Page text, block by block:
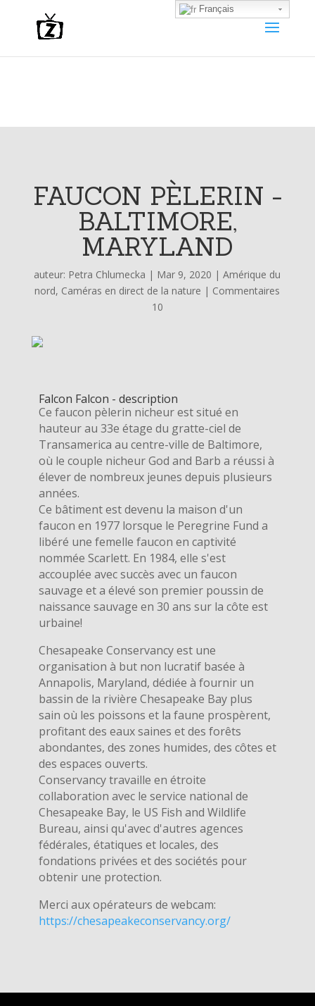
FAUCON PÈLERIN -
BALTIMORE,
MARYLAND
auteur: Petra Chlumecka | Mar 9, 2020 |Amérique du
nord, Caméras en direct de la nature | Commentaires
10
Falcon Falcon - description
Ce faucon pèlerin nicheur est situé en
hauteur au 33e étage du gratte-ciel de
Transamerica au centre-ville de Baltimore,
où le couple nicheur God and Barb a réussi à
élever de nombreux jeunes depuis plusieurs
années.
Ce bâtiment est devenu la maison d'un
faucon en 1977 lorsque le Peregrine Fund a
libéré une femelle faucon en captivité
nommée Scarlett. En 1984, elle s'est
accouplée avec succès avec un faucon
sauvage et a élevé son premier poussin de
naissance sauvage en 30 ans sur la côte est
urbaine!
Chesapeake Conservancy est une
organisation à but non lucratif basée à
Annapolis, Maryland, dédiée à fournir un
bassin de la rivière Chesapeake Bay plus
sain où les poissons et la faune prospèrent,
profitant des eaux saines et des forêts
abondantes, des zones humides, des côtes et
des espaces ouverts.
Conservancy travaille en étroite
collaboration avec le service national de
Chesapeake Bay, le US Fish and Wildlife
Bureau, ainsi qu'avec d'autres agences
fédérales, étatiques et locales, des
fondations privées et des sociétés pour
obtenir une protection.
Merci aux opérateurs de webcam:
https://chesapeakeconservancy.org/
Français